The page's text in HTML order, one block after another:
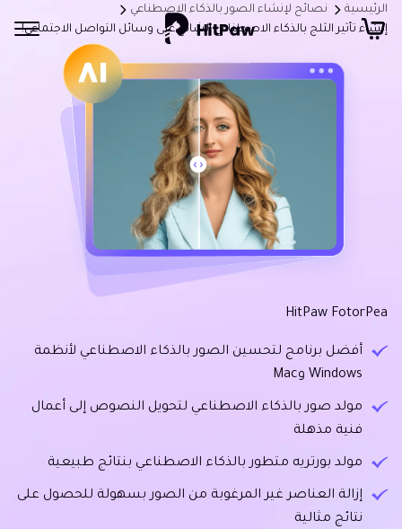
الرئيسية
نصائح لإنشاء الصور بالذكاء الاصطناعي
إنشاء تأثير الثلج بالذكاء الاصطناعي الشائع على وسائل التواصل الاجتماعي!
HitPaw FotorPea
أفضل برنامج لتحسين الصور بالذكاء الاصطناعي لأنظمة
Windows وMac
مولد صور بالذكاء الاصطناعي لتحويل النصوص إلى أعمال
فنية مذهلة
مولد بورتريه متطور بالذكاء الاصطناعي بنتائج طبيعية
إزالة العناصر غير المرغوبة من الصور بسهولة للحصول على
نتائج مثالية